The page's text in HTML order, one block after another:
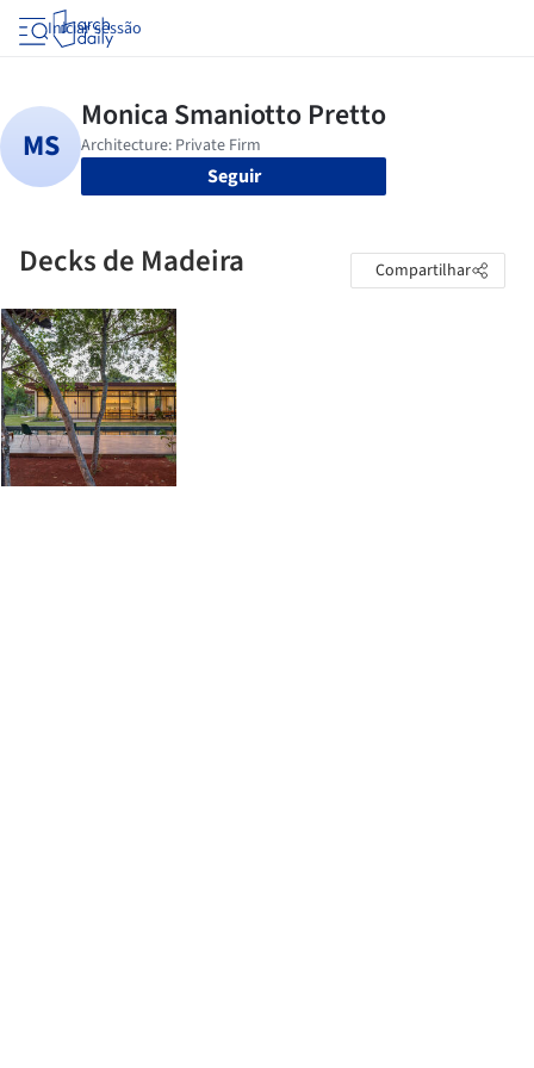
Iniciar sessão
Seguir
Decks de Madeira Compartilhar